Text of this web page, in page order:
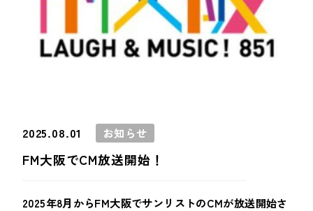
2025.08.01 お知らせ
FM大阪でCM放送開始！
2025年8月からFM大阪でサンリストのCMが放送開始さ